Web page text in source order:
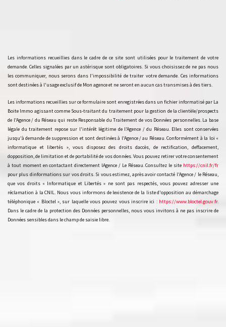
Les informations recueillies dans le cadre de ce site sont utilisées pour le traitement de votre
demande. Celles signalées par un astérisque sont obligatoires. Si vous choisissez de ne pas nous
les communiquer, nous serons dans l'impossibilité de traiter votre demande. Ces informations
sont destinées à l'usage exclusif de Mon agence et ne seront en aucun cas transmises à des tiers.
Les informations recueillies sur ce formulaire sont enregistrées dans un fichier informatisé par La
Boite Immo agissant comme Sous-traitant du traitement pour la gestion de la clientèle/prospects
de l'Agence / du Réseau qui reste Responsable du Traitement de vos Données personnelles. La base
légale du traitement repose sur l'intérêt légitime de l'Agence / du Réseau. Elles sont conservées
jusqu'à demande de suppression et sont destinées à l'Agence / au Réseau. Conformément à la loi «
informatique et libertés », vous disposez des droits daccès, de rectification, deffacement,
dopposition, de limitation et de portabilité de vos données. Vous pouvez retirer votre consentement
à tout moment en contactant directement lAgence / Le Réseau. Consultez le site https://cnil.fr/fr
pour plus dinformations sur vos droits. Si vous estimez, après avoir contacté l'Agence / le Réseau,
que vos droits « Informatique et Libertés » ne sont pas respectés, vous pouvez adresser une
réclamation à la CNIL. Nous vous informons de lexistence de la liste d'opposition au démarchage
téléphonique « Bloctel », sur laquelle vous pouvez vous inscrire ici : https://www.bloctel.gouv.fr.
Dans le cadre de la protection des Données personnelles, nous vous invitons à ne pas inscrire de
Données sensibles dans le champ de saisie libre.